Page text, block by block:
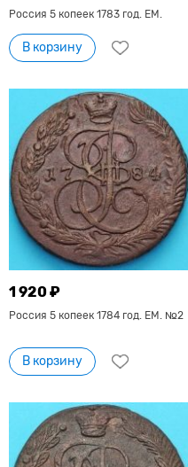
Россия 5 копеек 1783 год. ЕМ.
В корзину
1 920 ₽
Россия 5 копеек 1784 год. ЕМ. №2
В корзину